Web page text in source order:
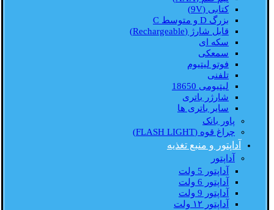
کتابی (9V)
بزرگ D و متوسط C
قابل شارژ (Rechargeable)
سکه ای
سمعکی
فوتو لیتیوم
تلفنی
لیتیومی 18650
شارژر باتری
سایر باتری ها
پاور بانک
چراغ قوه (FLASH LIGHT)
آداپتور و منبع تغذیه
آداپتور
آداپتور 5 ولت
آداپتور 6 ولت
آداپتور 9 ولت
آداپتور ۱۲ ولت